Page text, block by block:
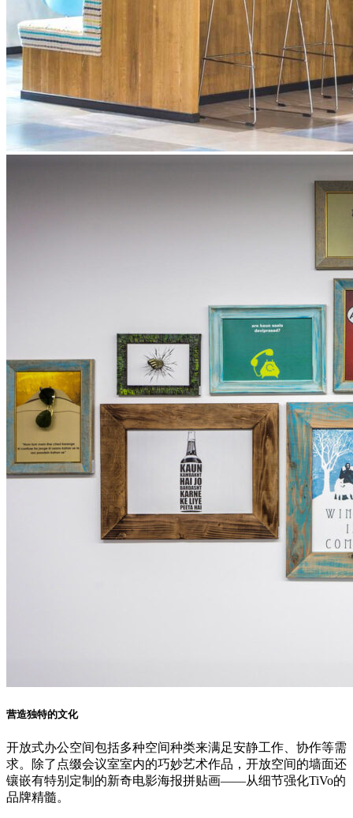
营造独特的文化
开放式办公空间包括多种空间种类来满足安静工作、协作等需
求。除了点缀会议室室内的巧妙艺术作品，开放空间的墙面还
镶嵌有特别定制的新奇电影海报拼贴画——从细节强化TiVo的
品牌精髓。